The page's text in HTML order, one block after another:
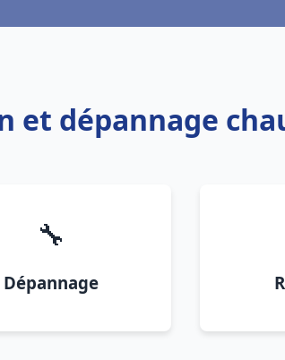
et dépannage
🔧
Dépannage